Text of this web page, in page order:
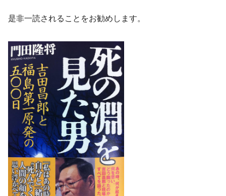
是非一読されることをお勧めします。